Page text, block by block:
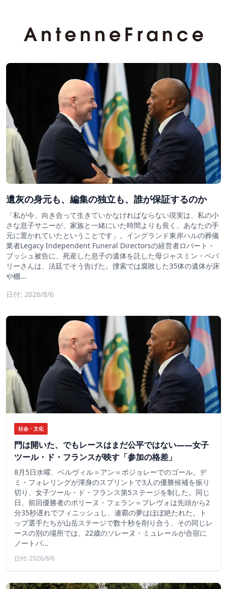
遺灰の身元も、編集の独立も、誰が保証するのか
「私が今、向き合って生きていかなければならない現実は、私の小
さな息子サニーが、家族と一緒にいた時間よりも長く、あなたの手
元に置かれていたということです」。イングランド東岸ハルの葬儀
業者Legacy Independent Funeral Directorsの経営者ロバート・
ブッシュ被告に、死産した息子の遺体を託した母ジャスミン・ベバ
リーさんは、法廷でそう告げた。捜索では腐敗した35体の遺体が床
や棚…
日付: 2026/8/6
社会・文化
門は開いた、でもレースはまだ公平ではない――女子
ツール・ド・フランスが映す「参加の格差」
8月5日水曜、ベルヴィル＝アン＝ボジョレーでのゴール。デ
ミ・フォレリングが渾身のスプリントで3人の優勝候補を振り
切り、女子ツール・ド・フランス第5ステージを制した。同じ
日、前回優勝者のポリーヌ・フェラン＝プレヴォは先頭から2
分35秒遅れでフィニッシュし、連覇の夢はほぼ絶たれた。ト
ップ選手たちが山岳ステージで数十秒を削り合う、その同じレ
ースの別の場所では、22歳のソレーヌ・ミュレールが合宿に
ノートパ…
日付: 2026/8/6